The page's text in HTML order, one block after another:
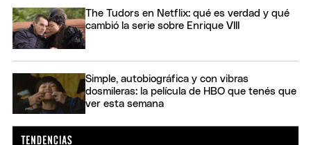
The Tudors en Netflix: qué es verdad y qué
cambió la serie sobre Enrique VIII
Simple, autobiográfica y con vibras
dosmileras: la película de HBO que tenés que
ver esta semana